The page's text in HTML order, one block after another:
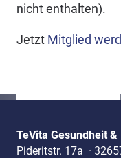
nicht enthalten).
Jetzt Mitglied
TeVita Gesundheit &
Pideritstr. 17a ·